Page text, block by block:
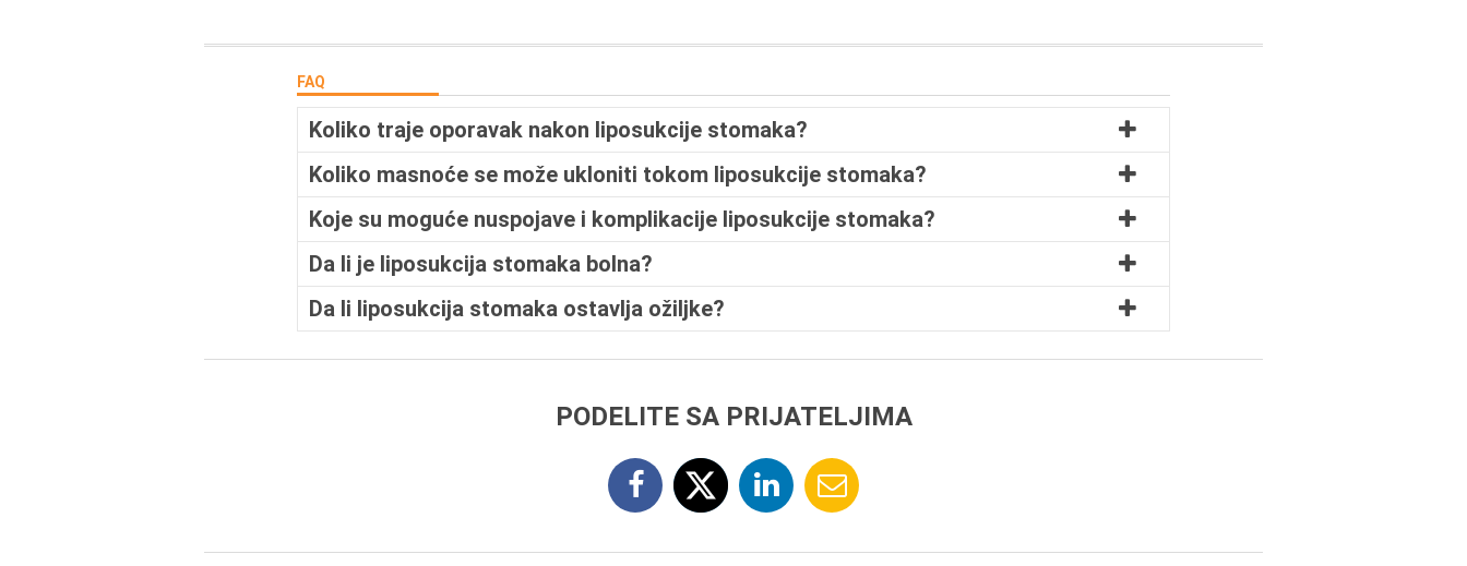
FAQ
Koliko traje oporavak nakon liposukcije stomaka?
Koliko masnoće se može ukloniti tokom liposukcije stomaka?
Koje su moguće nuspojave i komplikacije liposukcije stomaka?
Da li je liposukcija stomaka bolna?
Da li liposukcija stomaka ostavlja ožiljke?
PODELITE SA PRIJATELJIMA